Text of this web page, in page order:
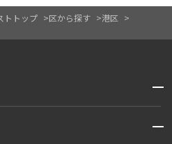
トトップ 区から探す
港区
開閉
開閉